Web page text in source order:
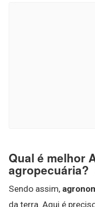
Qual é melhor
agropecuária?
Sendo assim,
da terra. Aqui é